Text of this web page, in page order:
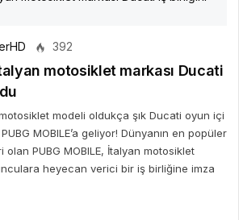
392
motosiklet markası Ducati
modeli oldukça şık Ducati oyun içi
MOBILE’a geliyor! Dünyanın en popüler
olan PUBG MOBILE, İtalyan motosiklet
heyecan verici bir iş birliğine imza